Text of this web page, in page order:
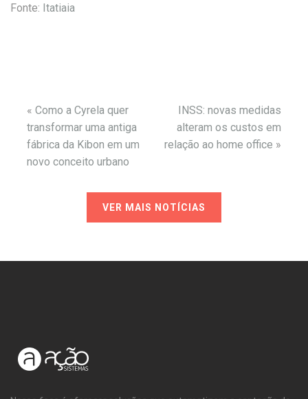
Fonte: Itatiaia
« Como a Cyrela quer
transformar uma antiga
fábrica da Kibon em um
novo conceito urbano
INSS: novas medidas
alteram os custos em
relação ao home office »
VER MAIS NOTÍCIAS